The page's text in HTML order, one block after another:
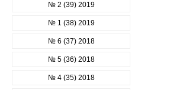
№ 2 (39) 2019
№ 1 (38) 2019
№ 6 (37) 2018
№ 5 (36) 2018
№ 4 (35) 2018